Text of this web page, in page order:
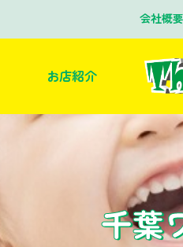
会社概要
お店紹介
千葉